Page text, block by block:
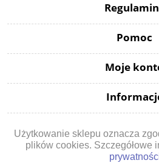
Pomoc
Moje
Użytkowanie sklepu oznacza
plików cookies. Szczegółowe